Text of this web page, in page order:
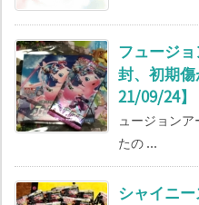
フュージ
封、初期
21/09/24】
ュージョン
たの ...
シャイニ